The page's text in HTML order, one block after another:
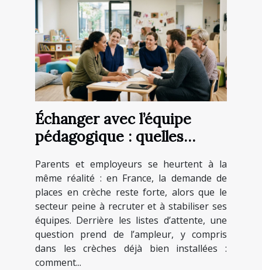
Échanger avec l’équipe
pédagogique : quelles
moderne ?
Parents et employeurs se heurtent à la
même réalité : en France, la demande de
places en crèche reste forte, alors que le
secteur peine à recruter et à stabiliser ses
équipes. Derrière les listes d’attente, une
question prend de l’ampleur, y compris
dans les crèches déjà bien installées :
comment...